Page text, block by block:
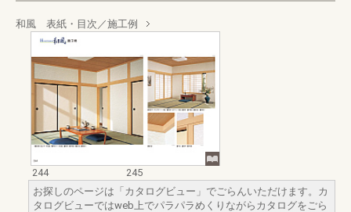
和風 表紙・目次／施工例
244
245
お探しのページは「カタログビュー」でごらんいただけます。カ
タログビューではweb上でパラパラめくりながらカタログをごら